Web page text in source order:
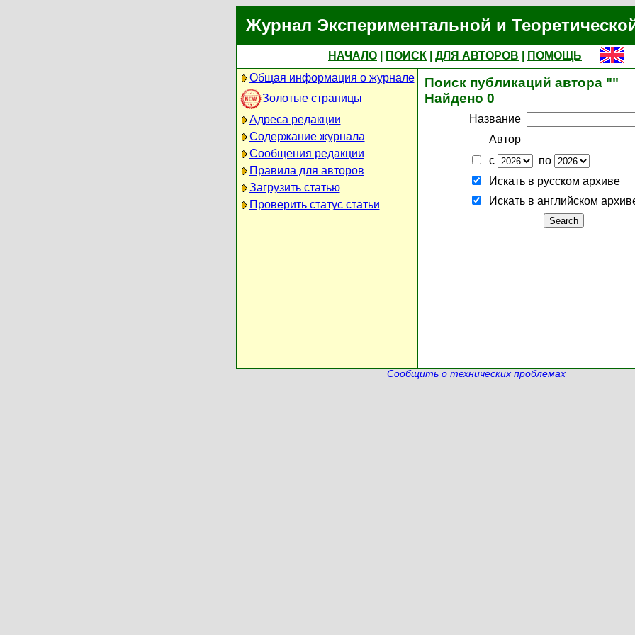
Журнал Экспериментальной и
НАЧАЛО ПОИСК ДЛЯ АВТОРОВ
ПОМОЩЬ
Общая информация о журнале
Золотые страницы
Адреса редакции
Содержание журнала
Сообщения редакции
Правила для авторов
Загрузить статью
Проверить статус статьи
Поиск публикаций автора ""
Найдено 0
Название
Автор
с
по
Искать в русском архиве
Искать в английском
Сообщить о технических проблемах